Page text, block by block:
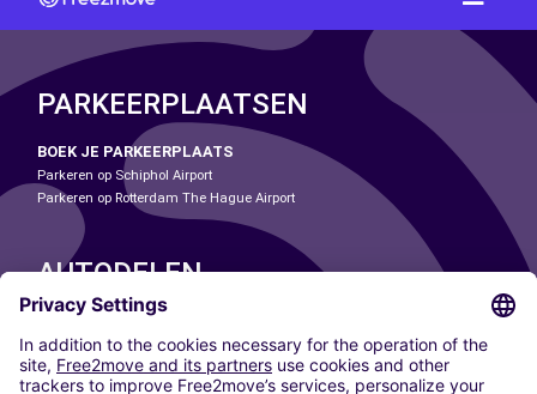
PARKEERPLAATSEN
BOEK JE PARKEERPLAATS
Parkeren op Schiphol Airport
Parkeren op Rotterdam The Hague Airport
AUTODELEN
ONZE STEDEN
Paris
Madrid
Washington DC